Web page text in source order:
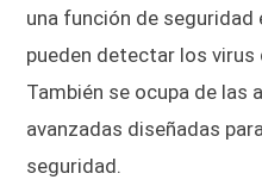
una función de seguridad
pueden detectar los virus
También se ocupa de las
avanzadas diseñadas
seguridad.